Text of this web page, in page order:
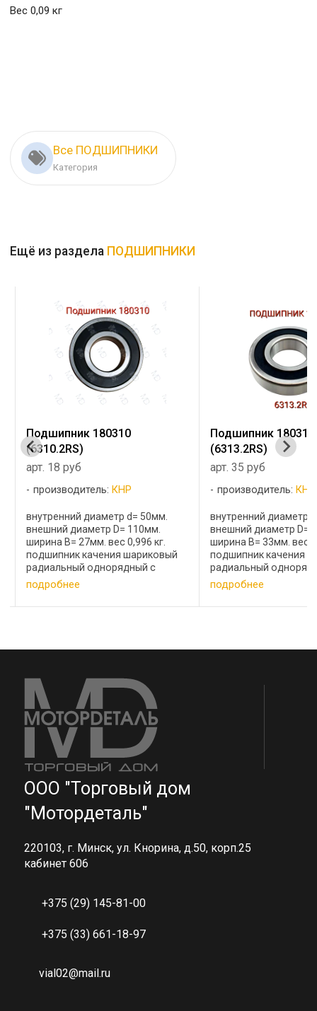
Вес 0,09 кг
Все ПОДШИПНИКИ
Категория
Ещё из раздела ПОДШИПНИКИ
Подшипник 180310
(6310.2RS)
арт. 18 руб
производитель: КНР
внутренний диаметр d= 50мм.
внешний диаметр D= 110мм.
ширина B= 27мм. вес 0,996 кг.
подшипник качения шариковый
радиальный однорядный с
двухсторонней защитой и
уплотнением из резины или
пластмассы Аналоги:310, 50310,
подробнее
Подшипник 180313
(6313.2RS)
арт. 35 руб
производитель: КНР
внутренний диаметр
внешний диаметр D=
ширина B= 33мм. вес
подшипник качения
радиальный
двухсторонней
уплотнением из
пластмассы Аналоги:
подробнее
ООО "Торговый дом
"Мотордеталь"
220103, г. Минск, ул. Кнорина, д.50, корп.25
кабинет 606
+375 (29) 145-81-00
+375 (33) 661-18-97
vial02@mail.ru